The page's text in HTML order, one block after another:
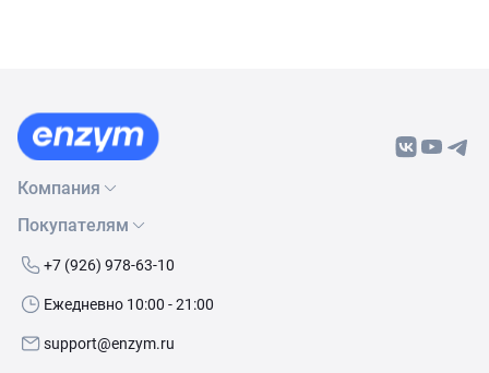
Компания
О нас
Бренды
Покупателям
Как сделать заказ
Условия доставки
+7 (926) 978-63-10
Ежедневно 10:00 - 21:00
support@enzym.ru